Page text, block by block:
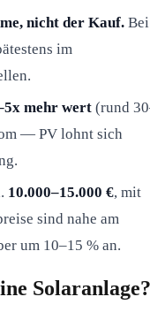
nicht der Kauf. Bei
im
mehr wert (rund
— PV lohnt sich
10.000–15.000 €, mit
sind nahe am
um 10–15 % an.
Solaranlage?